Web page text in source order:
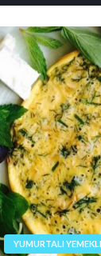
YUMURTALI